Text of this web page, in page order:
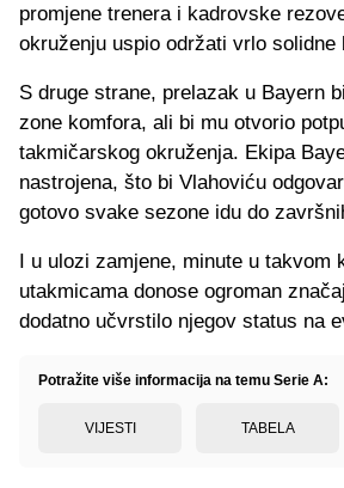
promjene trenera i kadrovske
okruženju uspio održati vrlo solidne
S druge strane, prelazak u Bayern
zone komfora, ali bi mu otvorio
takmičarskog okruženja. Ekipa
nastrojena, što bi Vlahoviću
gotovo svake sezone idu do
I u ulozi zamjene, minute u takvom
utakmicama donose ogroman
dodatno učvrstilo njegov status na
Potražite više informacija na temu Serie A:
VIJESTI TABELA